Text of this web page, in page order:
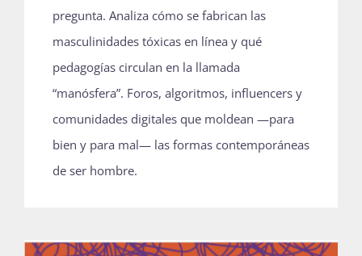
pregunta. Analiza cómo se fabrican las
masculinidades tóxicas en línea y qué
pedagogías circulan en la llamada
“manósfera”. Foros, algoritmos, influencers y
comunidades digitales que moldean —para
bien y para mal— las formas contemporáneas
de ser hombre.